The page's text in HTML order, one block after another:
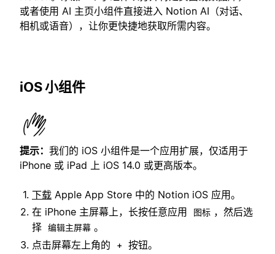
或者使用 AI 主页小组件直接进入 Notion AI（对话、
相机或语音），让你更快捷地获取所需内容。
iOS 小组件
提示： 我们的 iOS 小组件是一个应用扩展，仅适用于
iPhone 或 iPad 上 iOS 14.0 或更高版本。
下载 Apple App Store 中的 Notion iOS 应用。
在 iPhone 主屏幕上，长按任意应用
图标 ，然后选
择 编辑主屏幕 。
点击屏幕左上角的
+
按钮。